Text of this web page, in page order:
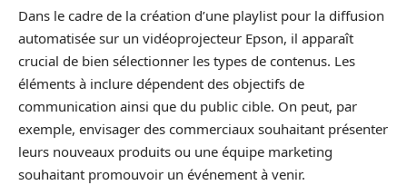
Dans le cadre de la création d’une playlist pour la diffusion
automatisée sur un vidéoprojecteur Epson, il apparaît
crucial de bien sélectionner les types de contenus. Les
éléments à inclure dépendent des objectifs de
communication ainsi que du public cible. On peut, par
exemple, envisager des commerciaux souhaitant présenter
leurs nouveaux produits ou une équipe marketing
souhaitant promouvoir un événement à venir.